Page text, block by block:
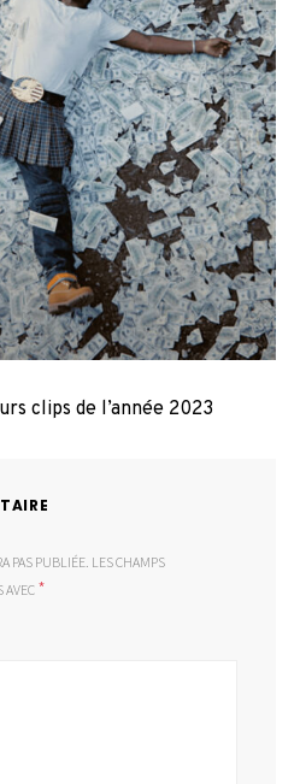
clips de l’année 2023
PAS PUBLIÉE. LES CHAMPS
AVEC *